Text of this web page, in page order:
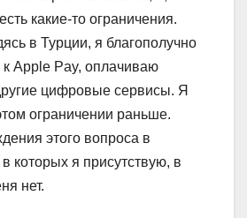
какие-то ограничения.
в Турции, я благополучно
к Apple Pay, оплачиваю
цифровые сервисы. Я
ограничении раньше.
этого вопроса в
которых я присутствую, в
нет.